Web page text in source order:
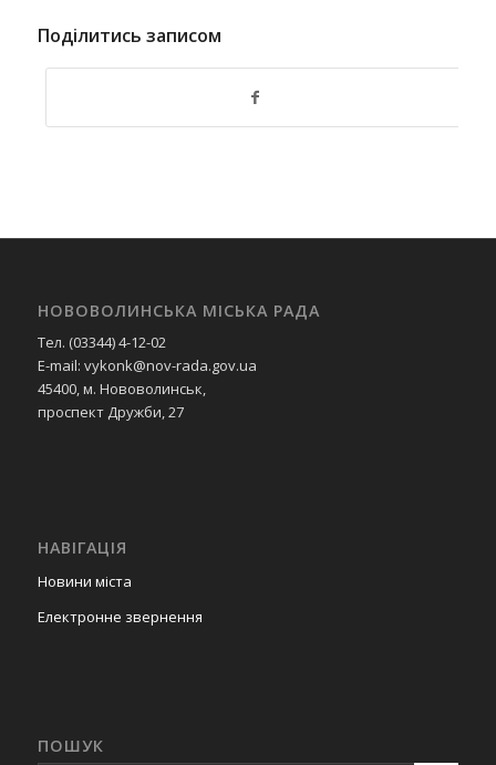
Поділитись записом
НОВОВОЛИНСЬКА МІСЬКА РАДА
Тел. (03344) 4-12-02
E-mail: vykonk@nov-rada.gov.ua
45400, м. Нововолинськ,
проспект Дружби, 27
НАВІГАЦІЯ
Новини міста
Електронне звернення
ПОШУК